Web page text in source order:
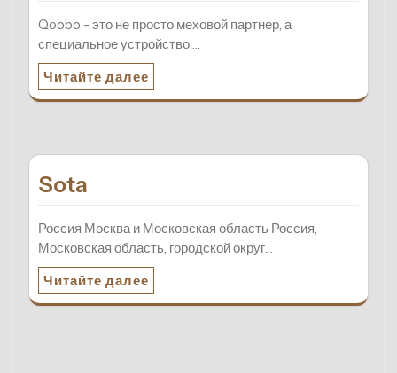
Qoobo - это не просто меховой партнер, а
специальное устройство,…
Читайте далее
Sota
Россия Москва и Московская область Россия,
Московская область, городской округ…
Читайте далее